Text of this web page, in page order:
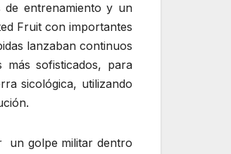
de entrenamiento y un
Fruit con importantes
lanzaban continuos
sofisticados, para
sicológica, utilizando
un golpe militar dentro